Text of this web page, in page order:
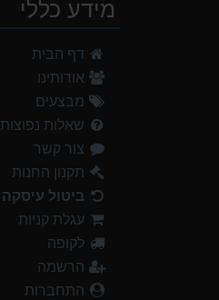
מידע כללי
דף הבית
אודותינו
מבצעים
שאלות נפוצות
צור קשר
תקנון החנות
ביטול עיסקה
עגלת קניות
לקופה
הרשמה
התחברות